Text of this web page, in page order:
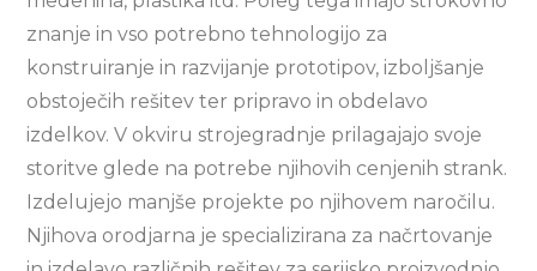
znanje in vso potrebno tehnologijo za
konstruiranje in razvijanje prototipov, izboljšanje
obstoječih rešitev ter pripravo in obdelavo
izdelkov. V okviru strojegradnje prilagajajo svoje
storitve glede na potrebe njihovih cenjenih strank.
Izdelujejo manjše projekte po njihovem naročilu.
Njihova orodjarna je specializirana za načrtovanje